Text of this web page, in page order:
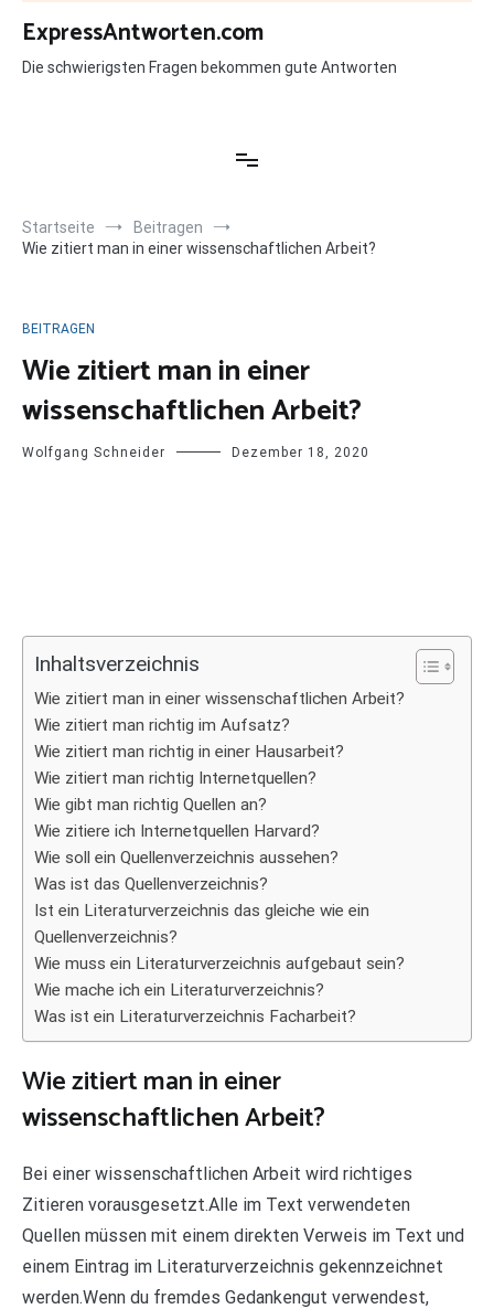
Zum
Inhalt
springen
ExpressAntworten.com
Die schwierigsten Fragen bekommen gute Antworten
Startseite
Beitragen
Wie zitiert man in einer wissenschaftlichen Arbeit?
BEITRAGEN
Wie zitiert man in einer
wissenschaftlichen Arbeit?
Wolfgang Schneider Dezember 18, 2020
Inhaltsverzeichnis
Wie zitiert man in einer wissenschaftlichen Arbeit?
Wie zitiert man richtig im Aufsatz?
Wie zitiert man richtig in einer Hausarbeit?
Wie zitiert man richtig Internetquellen?
Wie gibt man richtig Quellen an?
Wie zitiere ich Internetquellen Harvard?
Wie soll ein Quellenverzeichnis aussehen?
Was ist das Quellenverzeichnis?
Ist ein Literaturverzeichnis das gleiche wie ein
Quellenverzeichnis?
Wie muss ein Literaturverzeichnis aufgebaut sein?
Wie mache ich ein Literaturverzeichnis?
Was ist ein Literaturverzeichnis Facharbeit?
Wie zitiert man in einer
wissenschaftlichen Arbeit?
Bei einer wissenschaftlichen Arbeit wird richtiges
Zitieren vorausgesetzt.Alle im Text verwendeten
Quellen müssen mit einem direkten Verweis im Text und
einem Eintrag im Literaturverzeichnis gekennzeichnet
werden.Wenn du fremdes Gedankengut verwendest,